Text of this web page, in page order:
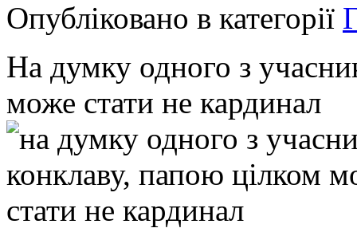
Опубліковано в категорії
На думку одного з
може стати не кардинал